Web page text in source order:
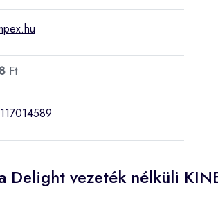
Ft
Delight vezeték nélküli